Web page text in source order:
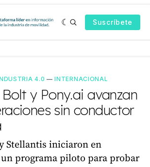
Suscríbete
4.0 —INTERNACIONAL
y Pony.ai avanzan
sin conductor
Stellantis iniciaron en
programa piloto para probar